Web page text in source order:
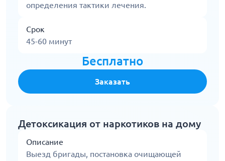
определения тактики лечения.
Срок
45-60 минут
Бесплатно
Заказать
Детоксикация от наркотиков на дому
Описание
Выезд бригады, постановка очищающей